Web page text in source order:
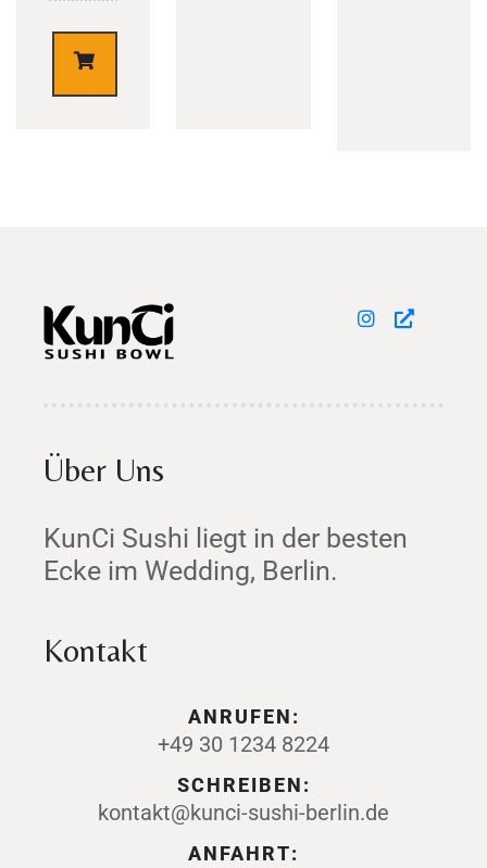
4,70
Über Uns
KunCi Sushi liegt in der besten
Ecke im Wedding, Berlin.
Kontakt
ANRUFEN:
+49 30 1234 8224
SCHREIBEN:
kontakt@kunci-sushi-berlin.de
ANFAHRT: